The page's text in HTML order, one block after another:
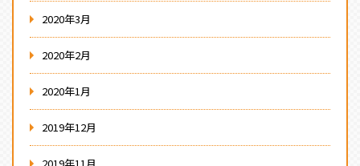
2020年3月
2020年2月
2020年1月
2019年12月